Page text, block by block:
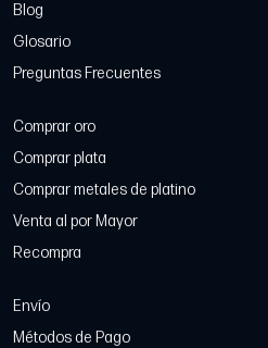
Blog
Glosario
Preguntas Frecuentes
Comprar oro
Comprar plata
Comprar metales de platino
Venta al por Mayor
Recompra
Envío
Métodos de Pago